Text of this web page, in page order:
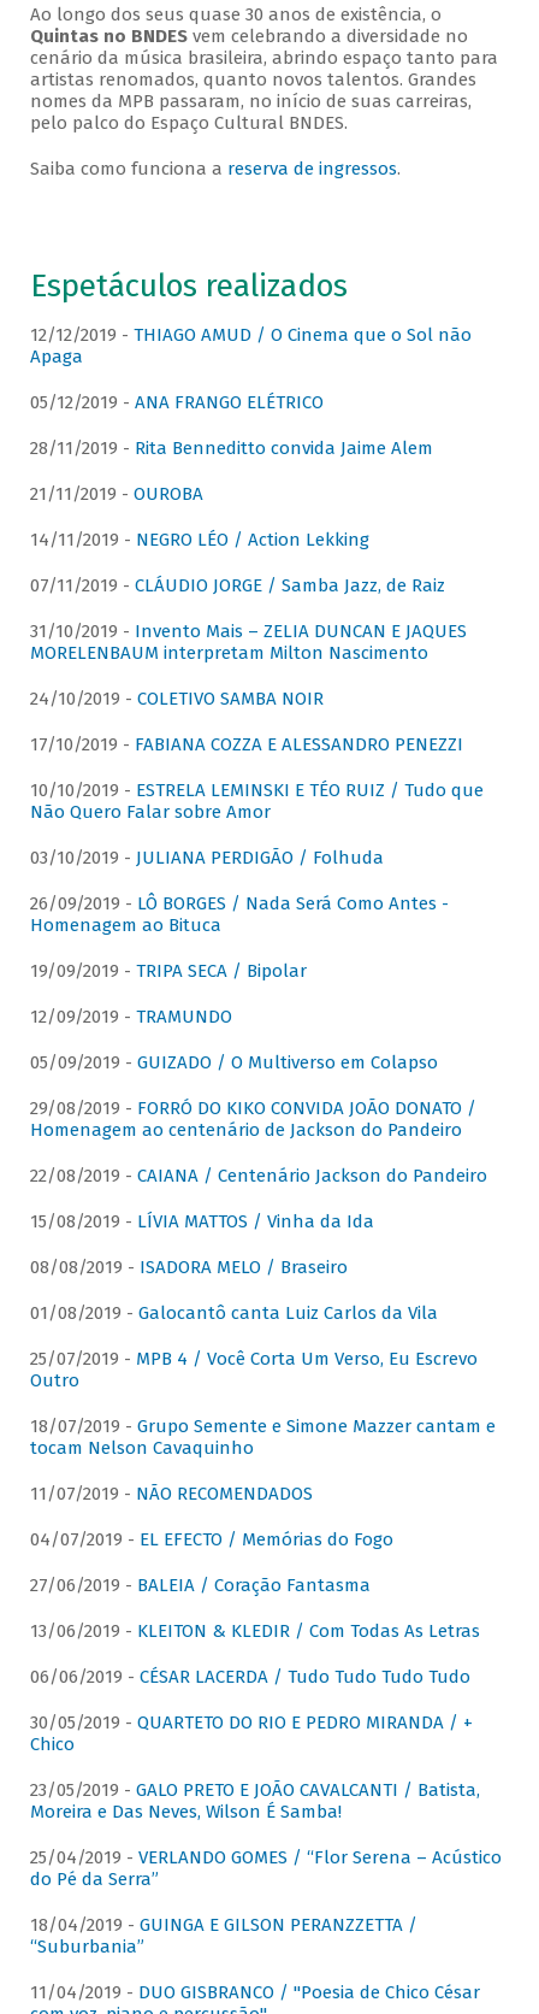
Ao longo dos seus quase 30 anos de existência, o
Quintas no BNDESvem celebrando a diversidade no
cenário da música brasileira, abrindo espaço tanto para
artistas renomados, quanto novos talentos. Grandes
nomes da MPB passaram, no início de suas carreiras,
pelo palco do Espaço Cultural BNDES.
Saiba como funciona a reserva de ingressos.
Espetáculos realizados
12/12/2019 - THIAGO AMUD / O Cinema que o Sol não
Apaga
05/12/2019 - ANA FRANGO ELÉTRICO
28/11/2019 - Rita Benneditto convida Jaime Alem
21/11/2019 - OUROBA
14/11/2019 - NEGRO LÉO / Action Lekking
07/11/2019 - CLÁUDIO JORGE / Samba Jazz, de Raiz
31/10/2019 - Invento Mais – ZELIA DUNCAN E JAQUES
MORELENBAUM interpretam Milton Nascimento
24/10/2019 - COLETIVO SAMBA NOIR
17/10/2019 - FABIANA COZZA E ALESSANDRO PENEZZI
10/10/2019 - ESTRELA LEMINSKI E TÉO RUIZ / Tudo que
Não Quero Falar sobre Amor
03/10/2019 - JULIANA PERDIGÃO / Folhuda
26/09/2019 - LÔ BORGES / Nada Será Como Antes -
Homenagem ao Bituca
19/09/2019 - TRIPA SECA / Bipolar
12/09/2019 - TRAMUNDO
05/09/2019 - GUIZADO / O Multiverso em Colapso
29/08/2019 - FORRÓ DO KIKO CONVIDA JOÃO DONATO /
Homenagem ao centenário de Jackson do Pandeiro
22/08/2019 - CAIANA / Centenário Jackson do Pandeiro
15/08/2019 - LÍVIA MATTOS / Vinha da Ida
08/08/2019 - ISADORA MELO / Braseiro
01/08/2019 - Galocantô canta Luiz Carlos da Vila
25/07/2019 - MPB 4 / Você Corta Um Verso, Eu Escrevo
Outro
18/07/2019 - Grupo Semente e Simone Mazzer cantam e
tocam Nelson Cavaquinho
11/07/2019 - NÃO RECOMENDADOS
04/07/2019 - EL EFECTO / Memórias do Fogo
27/06/2019 - BALEIA / Coração Fantasma
13/06/2019 - KLEITON & KLEDIR / Com Todas As Letras
06/06/2019 - CÉSAR LACERDA / Tudo Tudo Tudo Tudo
30/05/2019 - QUARTETO DO RIO E PEDRO MIRANDA / +
Chico
23/05/2019 - GALO PRETO E JOÃO CAVALCANTI / Batista,
Moreira e Das Neves, Wilson É Samba!
25/04/2019 - VERLANDO GOMES / “Flor Serena – Acústico
do Pé da Serra”
18/04/2019 - GUINGA E GILSON PERANZZETTA /
“Suburbania”
11/04/2019 - DUO GISBRANCO / "Poesia de Chico César